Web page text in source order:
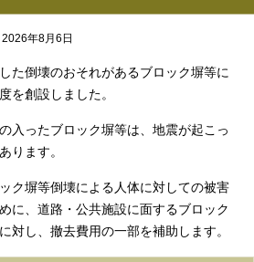
年8月6日
た倒壊のおそれがあるブロック塀等に
を創設しました。
入ったブロック塀等は、地震が起こっ
ります。
ク塀等倒壊による人体に対しての被害
に、道路・公共施設に面するブロック
対し、撤去費用の一部を補助します。